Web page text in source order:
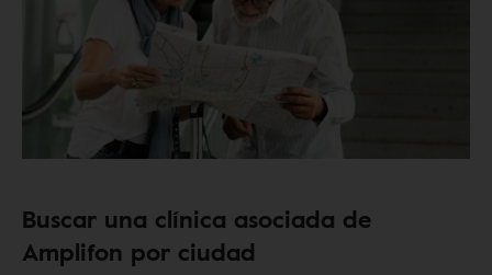
Buscar una clínica asociada de
Amplifon por ciudad